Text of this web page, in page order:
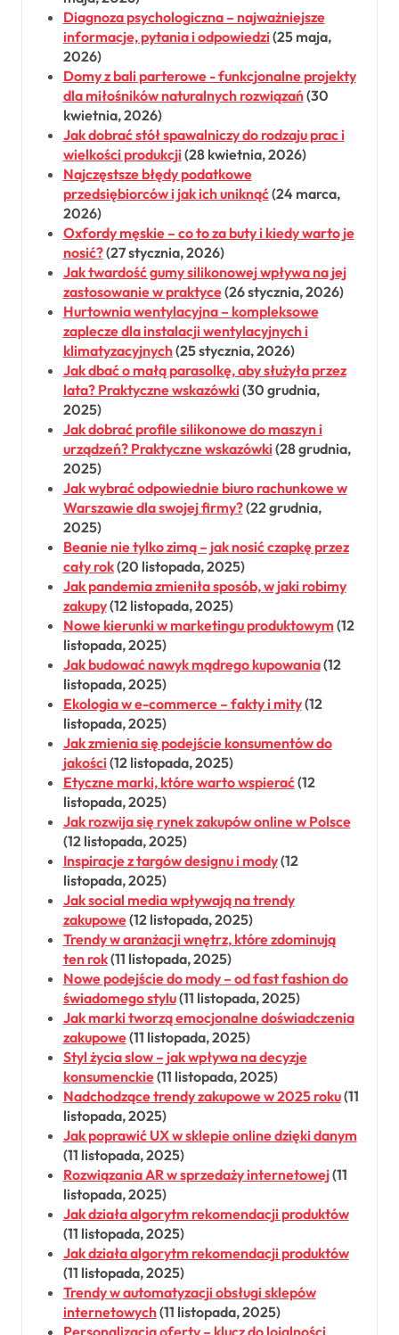
Diagnoza psychologiczna – najważniejsze
informacje, pytania i odpowiedzi (25 maja,
2026)
Domy z bali parterowe - funkcjonalne projekty
dla miłośników naturalnych rozwiązań(30
kwietnia, 2026)
Jak dobrać stół spawalniczy do rodzaju prac i
wielkości produkcji (28 kwietnia, 2026)
Najczęstsze błędy podatkowe
przedsiębiorców i jak ich uniknąć(24 marca,
2026)
Oxfordy męskie – co to za buty i kiedy warto je
nosić?(27 stycznia, 2026)
Jak twardość gumy silikonowej wpływa na jej
zastosowanie w praktyce(26 stycznia, 2026)
Hurtownia wentylacyjna – kompleksowe
zaplecze dla instalacji wentylacyjnych i
klimatyzacyjnych(25 stycznia, 2026)
Jak dbać o małą parasolkę, aby służyła przez
lata? Praktyczne wskazówki (30 grudnia,
2025)
Jak dobrać profile silikonowe do maszyn i
urządzeń? Praktyczne wskazówki (28 grudnia,
2025)
Jak wybrać odpowiednie biuro rachunkowe w
Warszawie dla swojej firmy?(22 grudnia,
2025)
Beanie nie tylko zimą – jak nosić czapkę przez
cały rok(20 listopada, 2025)
Jak pandemia zmieniła sposób, w jaki robimy
zakupy(12 listopada, 2025)
Nowe kierunki w marketingu produktowym (12
listopada, 2025)
Jak budować nawyk mądrego kupowania(12
listopada, 2025)
Ekologia w e-commerce – fakty i mity(12
listopada, 2025)
Jak zmienia się podejście konsumentów do
jakości (12 listopada, 2025)
Etyczne marki, które warto wspierać(12
listopada, 2025)
Jak rozwija się rynek zakupów online w Polsce
(12 listopada, 2025)
Inspiracje z targów designu i mody(12
listopada, 2025)
Jak social media wpływają na trendy
zakupowe(12 listopada, 2025)
Trendy w aranżacji wnętrz, które zdominują
ten rok(11 listopada, 2025)
Nowe podejście do mody – od fast fashion do
świadomego stylu(11 listopada, 2025)
Jak marki tworzą emocjonalne doświadczenia
zakupowe(11 listopada, 2025)
Styl życia slow – jak wpływa na decyzje
konsumenckie(11 listopada, 2025)
Nadchodzące trendy zakupowe w 2025 roku(11
listopada, 2025)
Jak poprawić UX w sklepie online dzięki danym
(11 listopada, 2025)
Rozwiązania AR w sprzedaży internetowej(11
listopada, 2025)
Jak działa algorytm rekomendacji produktów
(11 listopada, 2025)
Jak działa algorytm rekomendacji produktów
(11 listopada, 2025)
Trendy w automatyzacji obsługi sklepów
internetowych(11 listopada, 2025)